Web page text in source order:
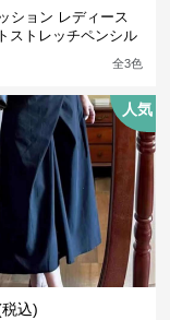
ション レディース
ストレッチペンシル
全3色
人気
込)